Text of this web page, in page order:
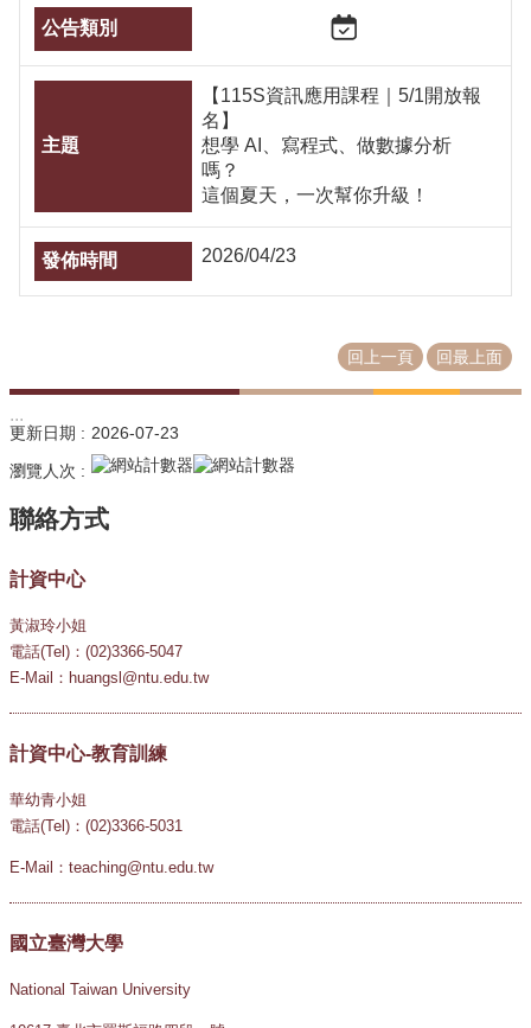
【115S資訊應用課程｜5/1開放報
名】
想學 AI、寫程式、做數據分析
嗎？
這個夏天，一次幫你升級！
2026/04/23
回上一頁 回最上面
:::
更新日期
2026-07-23
瀏覽人次
計資中心
黃淑玲小姐
電話(Tel)：(02)3366-5047
E-Mail：huangsl@ntu.edu.tw
計資中心-教育訓練
華幼青小姐
電話(Tel)：(02)3366-5031
E-Mail：teaching@ntu.edu.tw
國立臺灣大學
National Taiwan University